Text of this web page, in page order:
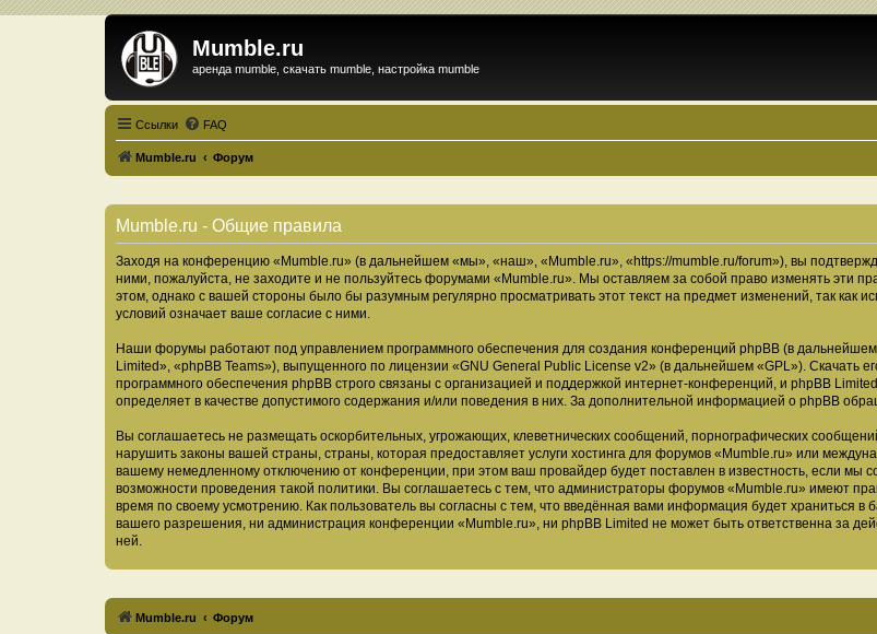
Mumble.ru
аренда mumble, скачать mumble, настройка mumble
Ссылки FAQ
Mumble.ru Форум
Mumble.ru - Общие правила
Заходя на конференцию «Mumble.ru» (в дальнейшем «мы», «наш», «Mumble.ru», «https://mumble.ru/forum»), вы
ними, пожалуйста, не заходите и не пользуйтесь форумами «Mumble.ru». Мы оставляем за собой право изменять эти
этом, однако с вашей стороны было бы разумным регулярно просматривать этот текст на предмет изменений, так как
условий означает ваше согласие с ними.
Наши форумы работают под управлением программного обеспечения для создания конференций phpBB (в
Limited», «phpBB Teams»), выпущенного по лицензии «GNU General Public License v2» (в дальнейшем «GPL»). Скачать
программного обеспечения phpBB строго связаны с организацией и поддержкой интернет-конференций, и phpBB
определяет в качестве допустимого содержания и/или поведения в них. За дополнительной информацией о phpBB
Вы соглашаетесь не размещать оскорбительных, угрожающих, клеветнических сообщений, порнографических
нарушить законы вашей страны, страны, которая предоставляет услуги хостинга для форумов «Mumble.ru» или
вашему немедленному отключению от конференции, при этом ваш провайдер будет поставлен в известность, если мы
возможности проведения такой политики. Вы соглашаетесь с тем, что администраторы форумов «Mumble.ru» имеют
время по своему усмотрению. Как пользователь вы согласны с тем, что введённая вами информация будет храниться
вашего разрешения, ни администрация конференции «Mumble.ru», ни phpBB Limited не может быть ответственна за
ней.
Mumble.ru Форум